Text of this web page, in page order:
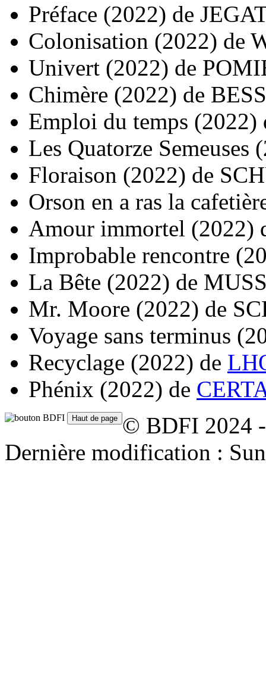
Préface (2022) de
Colonisation (2022) de
Univert (2022) de
Chimère (2022) de
Emploi du temps (2022)
Les Quatorze Semeuses
Floraison (2022) de
Orson en a ras la
Amour immortel (2022)
Improbable rencontre
La Bête (2022) de
Mr. Moore (2022) de
Voyage sans terminus
Recyclage (2022) de
Phénix (2022) de
© BDFI 2024
Dernière modification :